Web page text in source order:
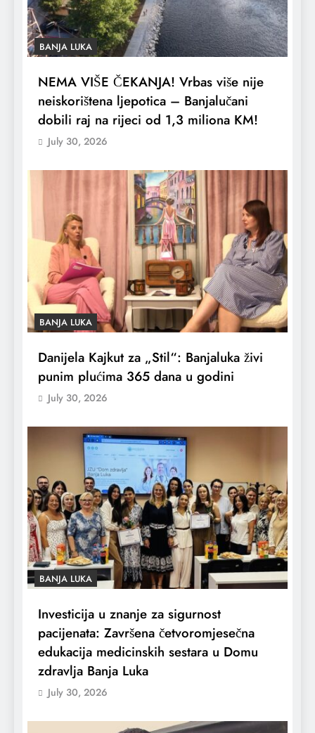
BANJA LUKA
NEMA VIŠE ČEKANJA! Vrbas više nije
neiskorištena ljepotica – Banjalučani
dobili raj na rijeci od 1,3 miliona KM!
July 30, 2026
BANJA LUKA
Danijela Kajkut za „Stil“: Banjaluka živi
punim plućima 365 dana u godini
July 30, 2026
BANJA LUKA
Investicija u znanje za sigurnost
pacijenata: Završena četvoromjesečna
edukacija medicinskih sestara u Domu
zdravlja Banja Luka
July 30, 2026